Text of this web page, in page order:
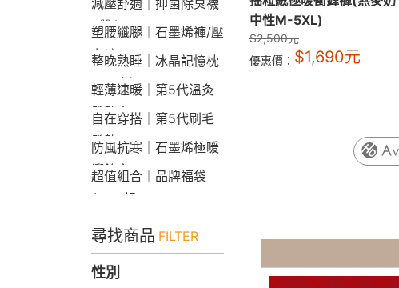
減壓舒適｜抑菌除臭襪
3雙$660
塑腰纖腿｜石墨烯褲/壓
力褲
整晚熟睡｜冰晶記憶枕
2顆9折
輕薄速暖｜第5代溫灸
發熱衣
自在穿搭｜第5代刷毛
發熱Bra T
防風抗寒｜石墨烯極暖
衝鋒衣
超值組合｜品牌福袋
$599起
尋找商品 FILTER
性別
中性M-5XL)
$2,500元
優惠價： $1,690元